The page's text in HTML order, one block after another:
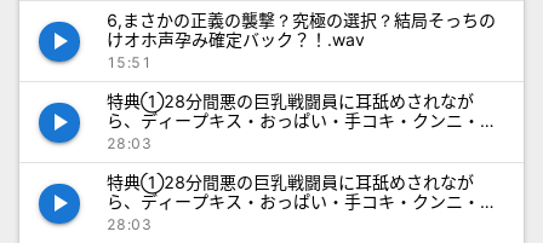
play_arrow
6,まさかの正義の襲撃？究極の選択？結局そっちの
けオホ声孕み確定バック？！.wav
15:51
play_arrow
特典①28分間悪の巨乳戦闘員に耳舐めされなが
ら、ディープキス・おっぱい・手コキ・クンニ・フ
ェラでイかされる音声.mp3
28:03
play_arrow
特典①28分間悪の巨乳戦闘員に耳舐めされなが
ら、ディープキス・おっぱい・手コキ・クンニ・フ
ェラでイかされる音声.wav
28:03